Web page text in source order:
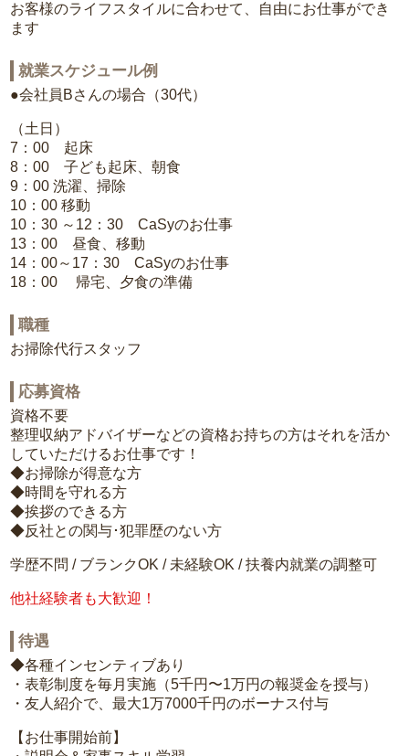
お客様のライフスタイルに合わせて、自由にお仕事ができ
ます
就業スケジュール例
●会社員Bさんの場合（30代）
（土日）
7：00 起床
8：00 子ども起床、朝食
9：00 洗濯、掃除
10：00 移動
10：30 ～12：30 CaSyのお仕事
13：00 昼食、移動
14：00～17：30 CaSyのお仕事
18：00 帰宅、夕食の準備
職種
お掃除代行スタッフ
応募資格
資格不要
整理収納アドバイザーなどの資格お持ちの方はそれを活か
していただけるお仕事です！
◆お掃除が得意な方
◆時間を守れる方
◆挨拶のできる方
◆反社との関与･犯罪歴のない方
学歴不問 / ブランクOK / 未経験OK / 扶養内就業の調整可
他社経験者も大歓迎！
待遇
◆各種インセンティブあり
・表彰制度を毎月実施（5千円〜1万円の報奨金を授与）
・友人紹介で、最大1万7000千円のボーナス付与
【お仕事開始前】